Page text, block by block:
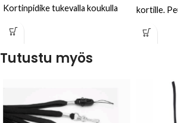
Kortinpidike tukevalla koukulla
kortille.
Tutustu myös